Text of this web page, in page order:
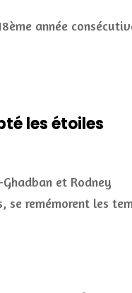
année
les étoiles
et Rodney
se remémorent les